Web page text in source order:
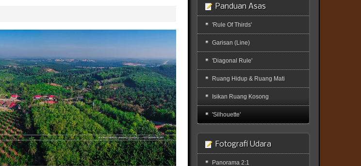
Panduan Asas
'Rule Of Thirds'
Garisan (Line)
'Diagonal Rule'
Ruang Hidup & Ruang Mati
Isikan Ruang Kosong
'Silhouette'
Fotografi Udara
Panorama 2:1